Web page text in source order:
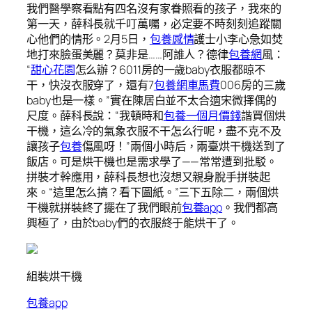
我們醫學察看點有四名沒有家眷照看的孩子，我來的
第一天，薛科長就千叮萬囑，必定要不時刻刻追蹤關
心他們的情形。2月5日， 包養感情護士小李心急如焚
地打來臉蛋美麗？莫非是……阿誰人？德律包養網風：
“甜心花園怎么辦？6011房的一歲baby衣服都晾不
干，快沒衣服穿了，還有7包養網車馬費006房的三歲
baby也是一樣。”實在陳居白並不太合適宋微擇偶的
尺度。薛科長說：“我頓時和包養一個月價錢諧買個烘
干機，這么冷的氣象衣服不干怎么行呢，盡不克不及
讓孩子包養傷風呀！”兩個小時后，兩臺烘干機送到了
飯店。可是烘干機也是需求學了——常常遭到批駁。
拼裝才幹應用，薛科長想也沒想又親身脫手拼裝起
來。“這里怎么搞？看下圖紙。”三下五除二，兩個烘
干機就拼裝終了擺在了我們眼前包養app 。我們都高
興極了，由於baby們的衣服終于能烘干了。
組裝烘干機
包養app